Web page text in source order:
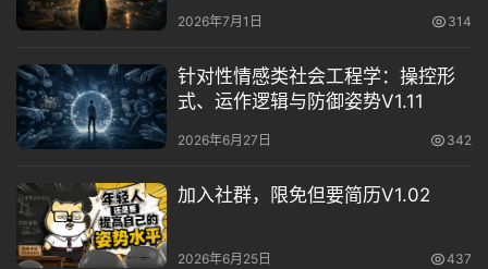
2026年7月1日 314
针对性情感类社会工程学：操控形
式、运作逻辑与防御姿势V1.11
2026年6月27日 342
加入社群，限免但要简历V1.02
2026年6月25日 437